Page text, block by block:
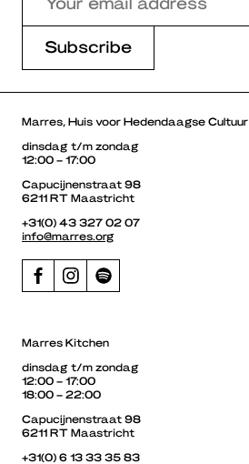
Marres, Huis voor Hedendaagse Cultuur
dinsdag t/m zondag
12:00 – 17:00
Capucijnenstraat 98
6211 RT Maastricht
+31(0) 43 327 02 07
info@marres.org
Marres Kitchen
dinsdag t/m zondag
12:00 – 17:00
18:00 – 22:00
Capucijnenstraat 98
6211 RT Maastricht
+31(0) 6 13 33 35 83